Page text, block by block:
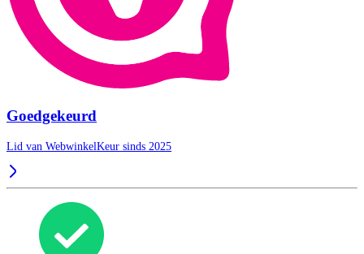
Goedgekeurd
Lid van WebwinkelKeur sinds 2025